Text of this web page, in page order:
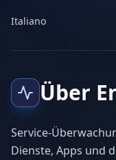
Italiano
Über
Service-
Dienste, Apps und